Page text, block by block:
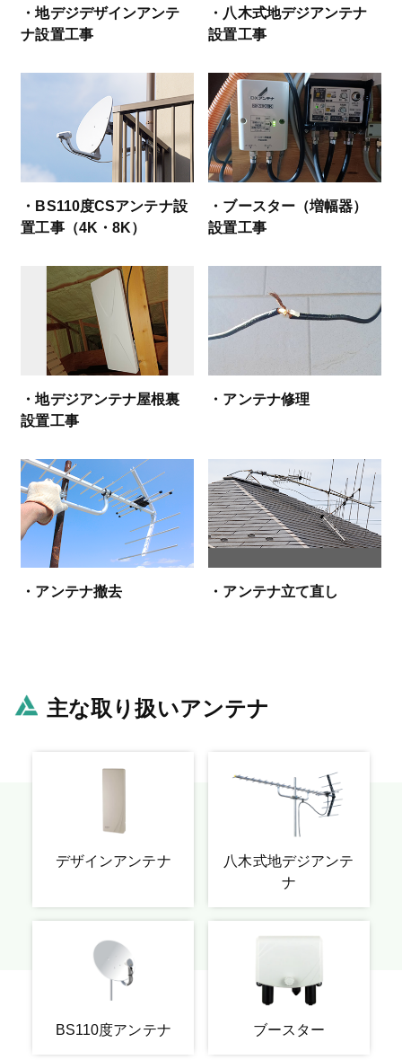
・地デジデザインアンテ
ナ設置工事
・八木式地デジアンテナ
設置工事
・BS110度CSアンテナ設
置工事（4K・8K）
・ブースター（増幅器）
設置工事
・地デジアンテナ屋根裏
設置工事
・アンテナ修理
・アンテナ撤去 ・アンテナ立て直し
主な取り扱いアンテナ
デザインアンテナ
八木式地デジアンテ
ナ
BS110度アンテナ ブースター